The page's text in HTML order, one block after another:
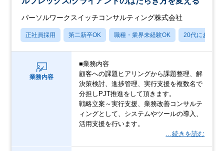
パーソルワークスイッチコンサルティング株式会社
正社員採用 第二新卒OK 職種・業界未経験OK 20代におすす
業務内容
■業務内容
顧客への課題ヒアリングから課題整理、解
決策検討、進捗管理、実行支援を複数名で
分担しPJT推進をして頂きます。
戦略立案～実行支援、業務改善コンサルテ
ィングとして、システムやツールの導入、
活用支援を行います。
…続きを読む